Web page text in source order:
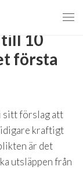
10
första
sitt förslag att
kraftigt
är det
utsläppen från